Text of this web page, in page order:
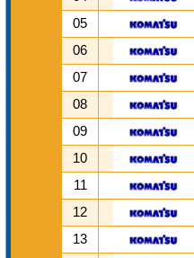
05
06
07
08
09
10
11
12
13